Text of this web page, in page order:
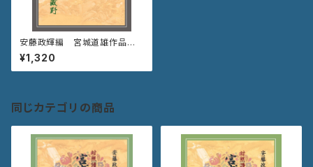
安藤政輝編 宮城道雄作品集
《虫の武蔵野》
¥1,320
同じカテゴリの商品